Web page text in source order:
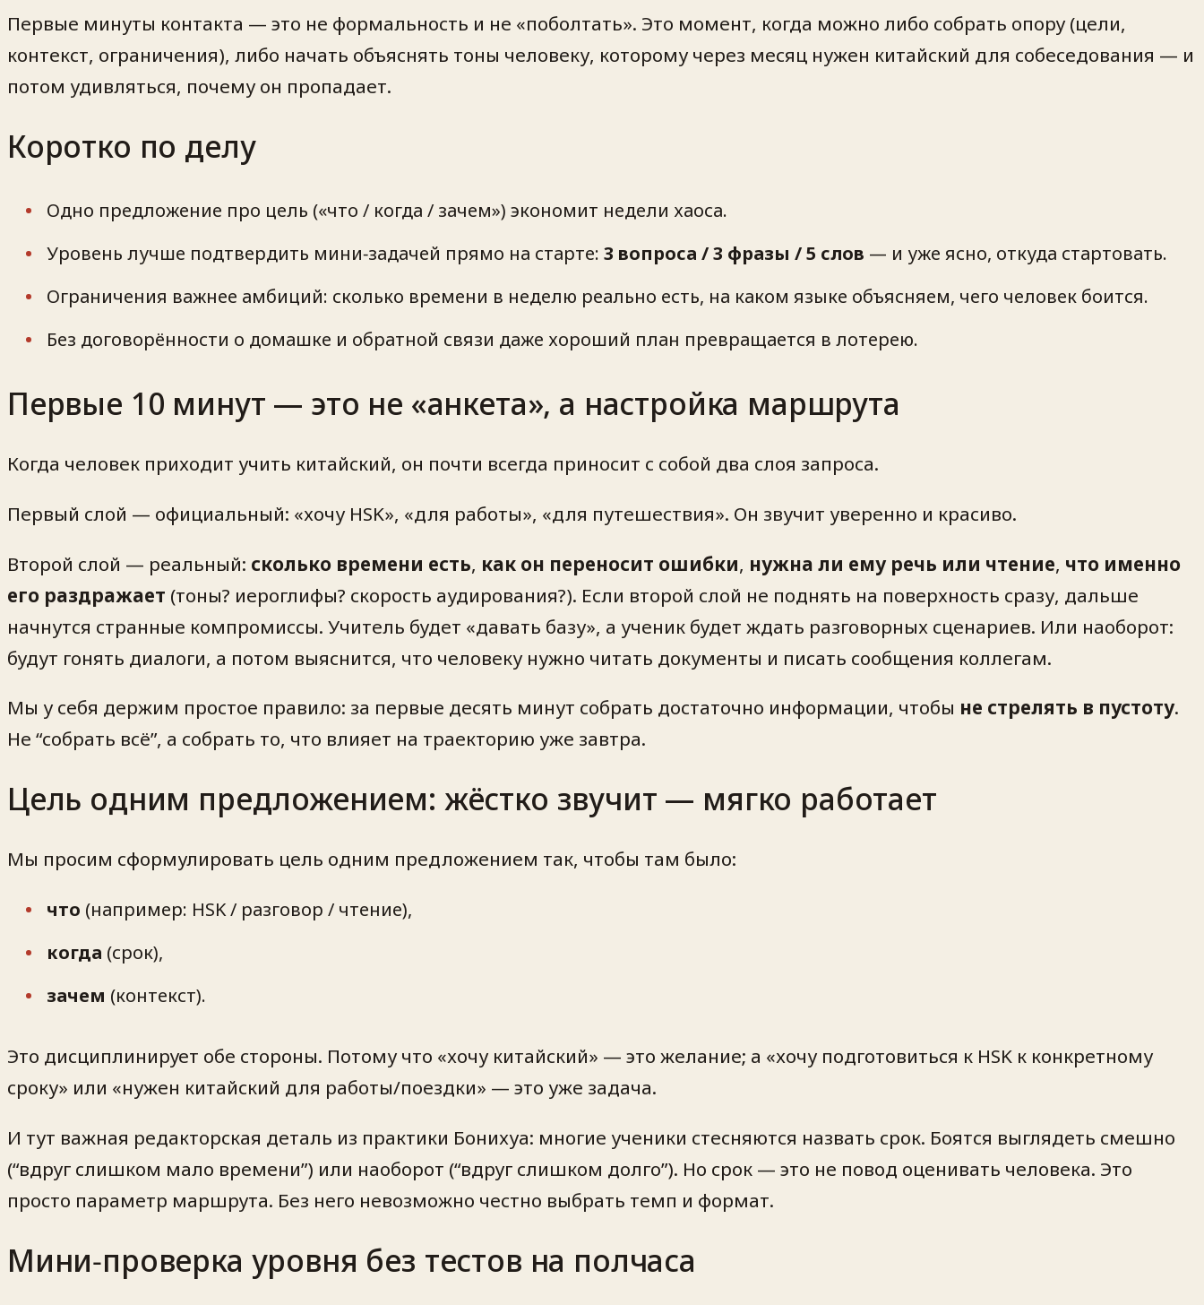
Первые минуты контакта — это не формальность и не «поболтать». Это момент, когда можно либо собрать опору (цели,
контекст, ограничения), либо начать объяснять тоны человеку, которому через месяц нужен китайский для собеседования — и
потом удивляться, почему он пропадает.
Коротко по делу
Одно предложение про цель («что / когда / зачем») экономит недели хаоса.
Уровень лучше подтвердить мини‑задачей прямо на старте: 3 вопроса / 3 фразы / 5 слов — и уже ясно, откуда стартовать.
Ограничения важнее амбиций: сколько времени в неделю реально есть, на каком языке объясняем, чего человек боится.
Без договорённости о домашке и обратной связи даже хороший план превращается в лотерею.
Первые 10 минут — это не «анкета», а настройка маршрута
Когда человек приходит учить китайский, он почти всегда приносит с собой два слоя запроса.
Первый слой — официальный: «хочу HSK», «для работы», «для путешествия». Он звучит уверенно и красиво.
Второй слой — реальный: сколько времени есть, как он переносит ошибки, нужна ли ему речь или чтение, что именно
его раздражает (тоны? иероглифы? скорость аудирования?). Если второй слой не поднять на поверхность сразу, дальше
начнутся странные компромиссы. Учитель будет «давать базу», а ученик будет ждать разговорных сценариев. Или наоборот:
будут гонять диалоги, а потом выяснится, что человеку нужно читать документы и писать сообщения коллегам.
Мы у себя держим простое правило: за первые десять минут собрать достаточно информации, чтобы не стрелять в пустоту.
Не “собрать всё”, а собрать то, что влияет на траекторию уже завтра.
Цель одним предложением: жёстко звучит — мягко работает
Мы просим сформулировать цель одним предложением так, чтобы там было:
что (например: HSK / разговор / чтение),
когда (срок),
зачем (контекст).
Это дисциплинирует обе стороны. Потому что «хочу китайский» — это желание; а «хочу подготовиться к HSK к конкретному
сроку» или «нужен китайский для работы/поездки» — это уже задача.
И тут важная редакторская деталь из практики Бонихуа: многие ученики стесняются назвать срок. Боятся выглядеть смешно
(“вдруг слишком мало времени”) или наоборот (“вдруг слишком долго”). Но срок — это не повод оценивать человека. Это
просто параметр маршрута. Без него невозможно честно выбрать темп и формат.
Мини‑проверка уровня без тестов на полчаса